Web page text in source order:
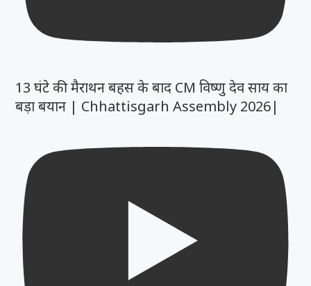
13 घंटे की मैराथन बहस के बाद CM विष्णु देव साय का
बड़ा बयान | Chhattisgarh Assembly 2026|